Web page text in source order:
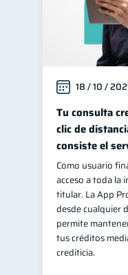
Finanzas
Finanzas
Educación
Mipymes
Salud
Retiro 1
Gasto
información
18 / 10 /
Tu consulta
clic de
consiste el
Como usuario
acceso a toda la
titular. La App
desde cualquier
permite
tus créditos
crediticia.